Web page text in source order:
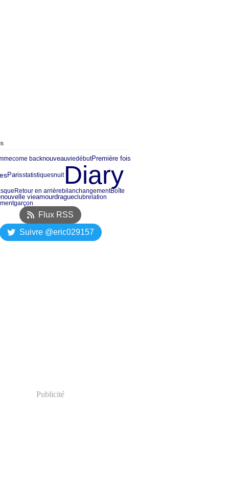
come backnouveauviedébutPremière fois
ParisstatistiquesnuitDiary
Retour en arrièrebilanchangementBoîte
nouvelle vieamourdragueclubrelation
garçon
Flux RSS
Suivre @eric029157
Publicité